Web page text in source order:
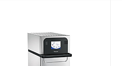
электронное
управление; 220
В; 3.68 кВт